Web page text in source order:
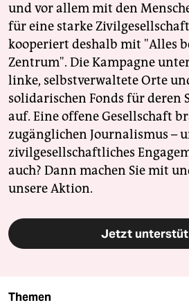
und vor allem mit den
für eine starke
kooperiert deshalb mit "Alles
Zentrum". Die Kampagne
linke, selbstverwaltete Orte
solidarischen Fonds für deren
auf. Eine offene Gesellschaft
zugänglichen Journalismus –
zivilgesellschaftliches
auch? Dann machen Sie mit
unsere Aktion.
Jetzt
Themen